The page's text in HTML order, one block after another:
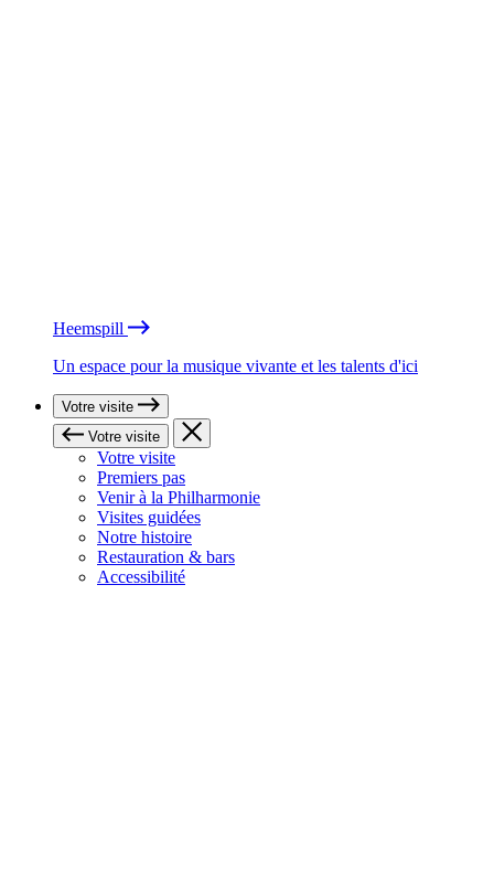
Heemspill
Un espace pour la musique vivante et les talents d'ici
Votre visite
Votre visite
Votre visite
Premiers pas
Venir à la Philharmonie
Visites guidées
Notre histoire
Restauration & bars
Accessibilité